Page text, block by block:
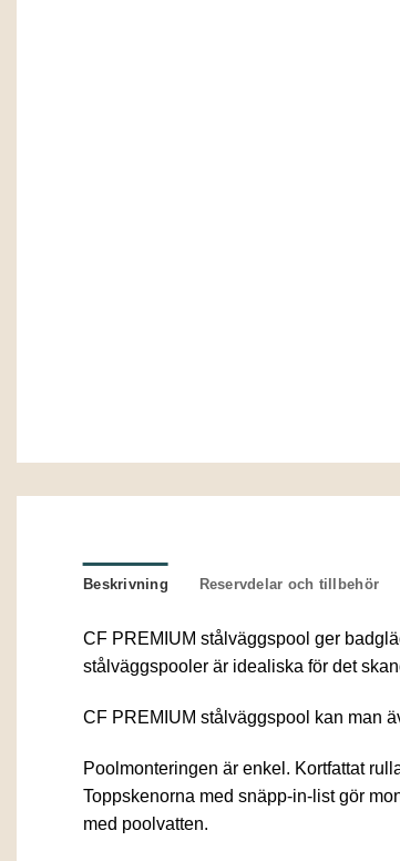
Beskrivning Reservdelar och tillbehör
CF PREMIUM stålväggspool ger
stålväggspooler är idealiska för det
CF PREMIUM stålväggspool kan man
Poolmonteringen är enkel. Kortfattat
Toppskenorna med snäpp-in-list gör
med poolvatten.